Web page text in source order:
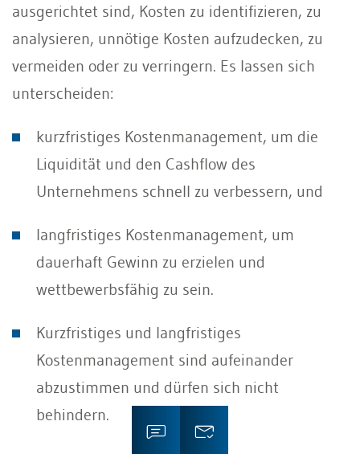
ausgerichtet sind, Kosten zu identifizieren, zu
analysieren, unnötige Kosten aufzudecken, zu
vermeiden oder zu verringern. Es lassen sich
unterscheiden:
kurzfristiges Kostenmanagement, um die
Liquidität und den Cashflow des
Unternehmens schnell zu verbessern, und
langfristiges Kostenmanagement, um
dauerhaft Gewinn zu erzielen und
wettbewerbsfähig zu sein.
Kurzfristiges und langfristiges
Kostenmanagement sind aufeinander
abzustimmen und dürfen sich nicht
behindern.